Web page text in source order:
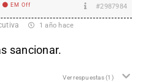
EM Off #2987984
1 año hace
sancionar.
Ver respuestas(1)